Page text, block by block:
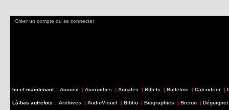
Créer un compte ou se connecter
Ici et maintenant : Accueil | Accroches | Annales | Billets | Bulletins | Calendrier |
Là-bas autrefois : Archives | AudioVisuel | Biblio | Biographies | Breton | Déguignet